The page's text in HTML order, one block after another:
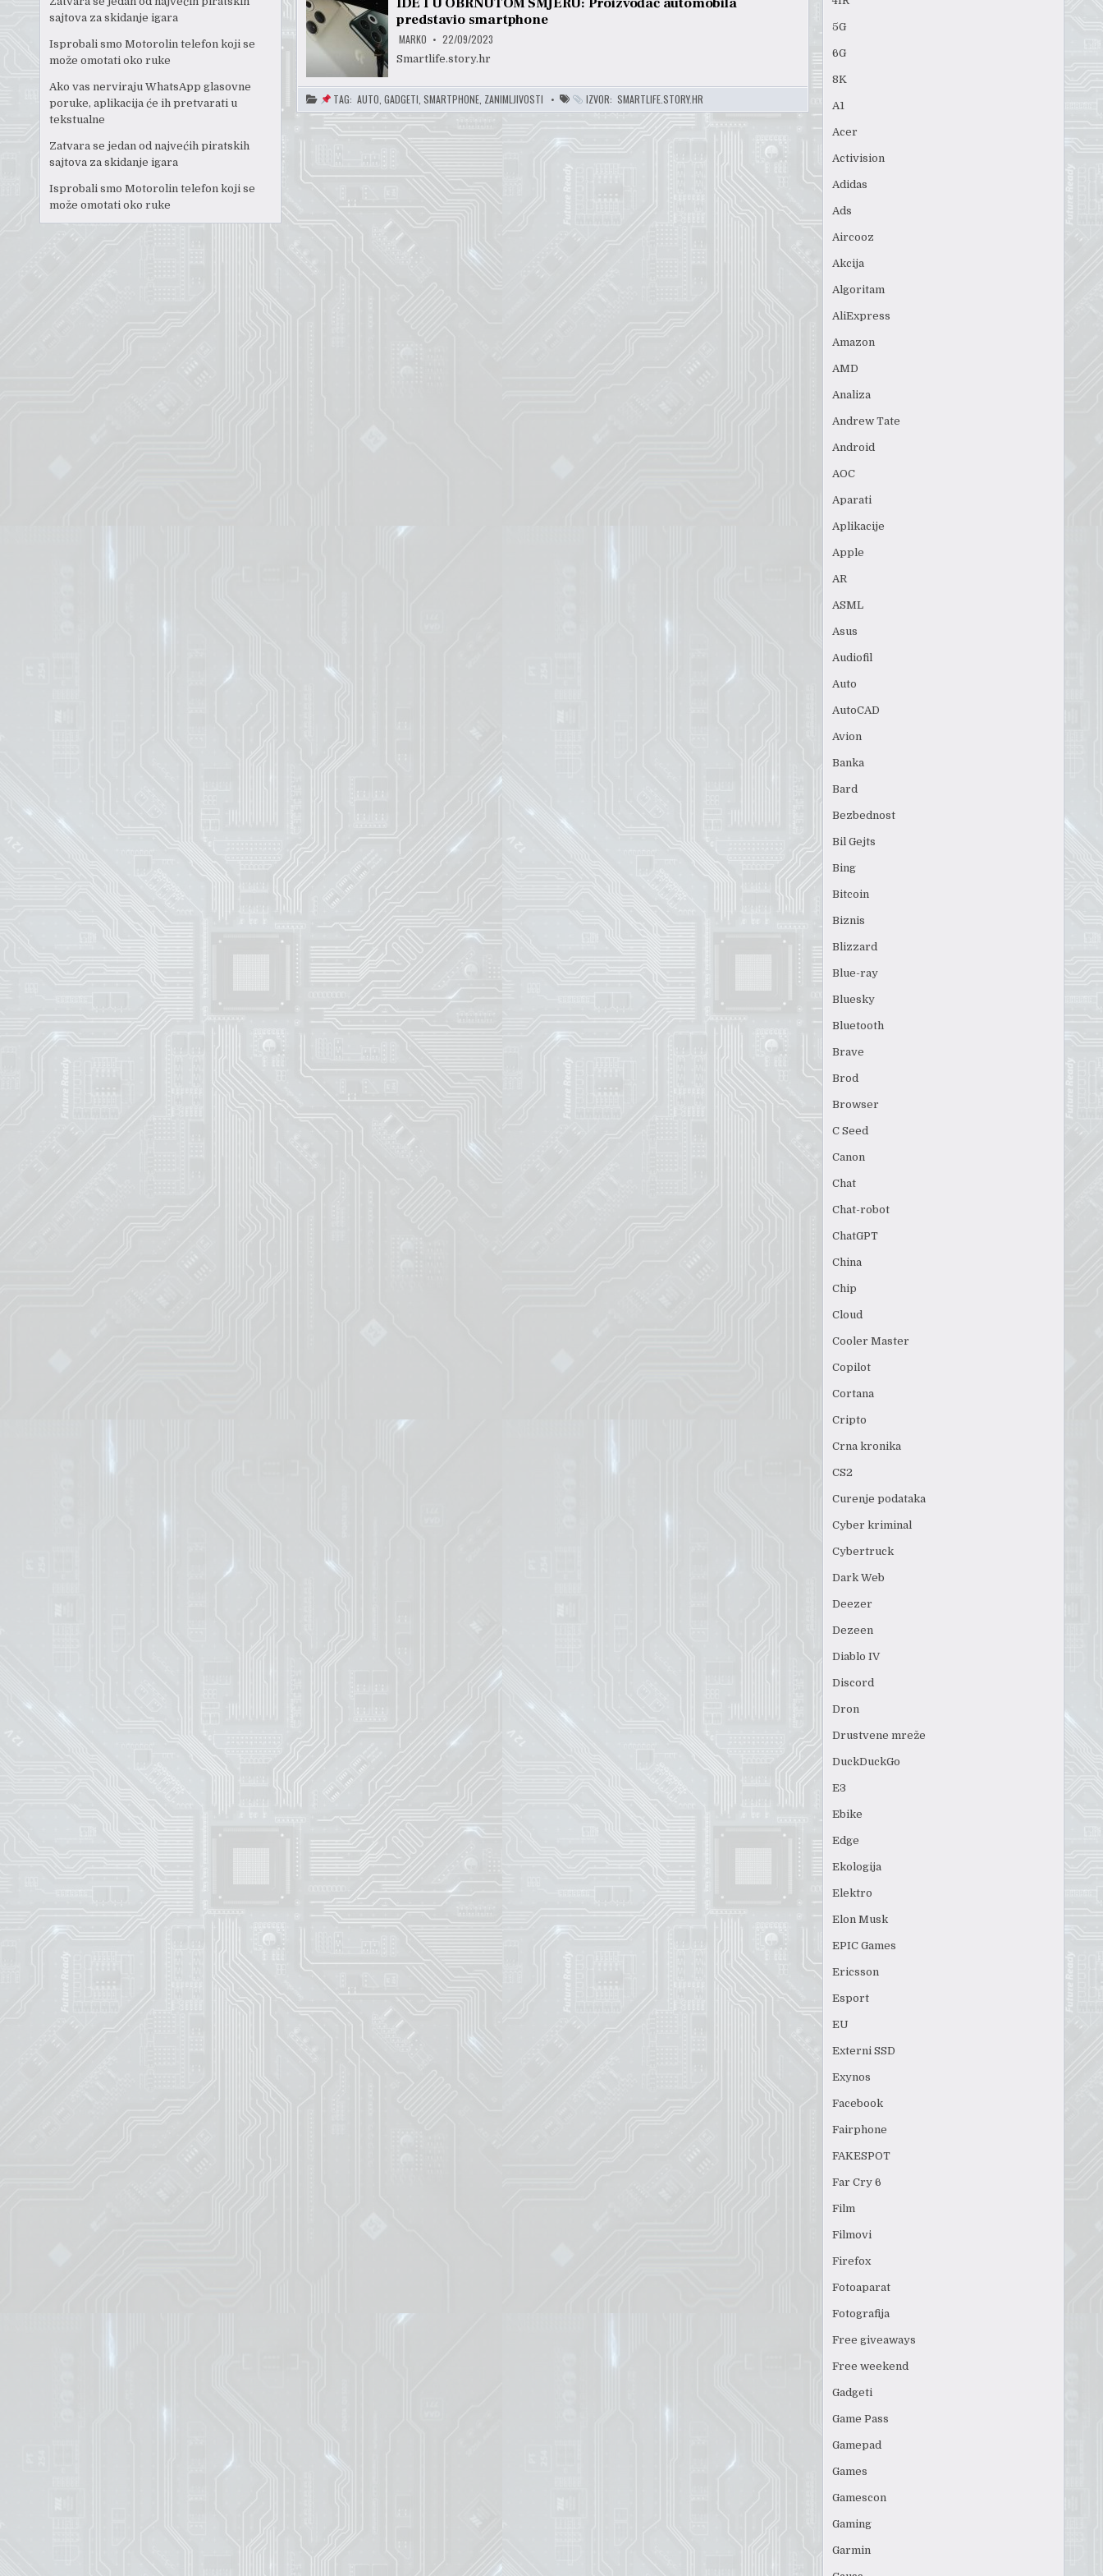
sajtova za skidanje igara
Isprobali smo Motorolin telefon koji se
može omotati oko ruke
Ako vas nerviraju WhatsApp glasovne
poruke, aplikacija će ih pretvarati u
tekstualne
Zatvara se jedan od najvećih piratskih
sajtova za skidanje igara
Isprobali smo Motorolin telefon koji se
može omotati oko ruke
predstavio smartphone
MARKO 22/09/2023
Smartlife.story.hr
TAG:AUTO ,GADGETI ,SMARTPHONE ZANIMLJIVOSTI IZVOR:SMARTLIFE.STORY.HR
5G
6G
8K
A1
Acer
Activision
Adidas
Ads
Aircooz
Akcija
Algoritam
AliExpress
Amazon
AMD
Analiza
Andrew Tate
Android
AOC
Aparati
Aplikacije
Apple
AR
ASML
Asus
Audiofil
Auto
AutoCAD
Avion
Banka
Bard
Bezbednost
Bil Gejts
Bing
Bitcoin
Biznis
Blizzard
Blue-ray
Bluesky
Bluetooth
Brave
Brod
Browser
C Seed
Canon
Chat
Chat-robot
ChatGPT
China
Chip
Cloud
Cooler Master
Copilot
Cortana
Cripto
Crna kronika
CS2
Curenje podataka
Cyber kriminal
Cybertruck
Dark Web
Deezer
Dezeen
Diablo IV
Discord
Dron
Drustvene mreže
DuckDuckGo
E3
Ebike
Edge
Ekologija
Elektro
Elon Musk
EPIC Games
Ericsson
Esport
EU
Externi SSD
Exynos
Facebook
Fairphone
FAKESPOT
Far Cry 6
Film
Filmovi
Firefox
Fotoaparat
Fotografija
Free giveaways
Free weekend
Gadgeti
Game Pass
Gamepad
Games
Gamescon
Gaming
Garmin